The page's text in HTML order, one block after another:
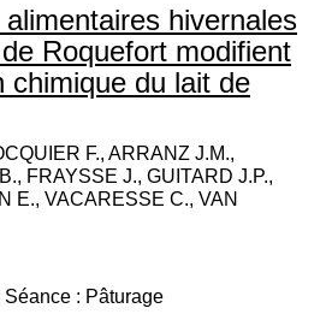
hivernales
Roquefort modifient
chimique du lait de
F., ARRANZ J.M.,
FRAYSSE J., GUITARD J.P.,
E., VACARESSE C., VAN
Séance : Pâturage